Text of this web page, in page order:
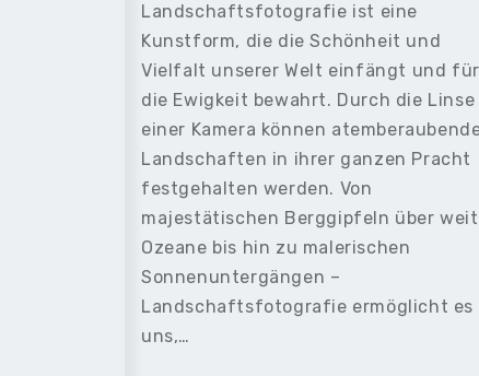
Landschaftsfotografie ist eine
Kunstform, die die Schönheit und
Vielfalt unserer Welt einfängt und für
die Ewigkeit bewahrt. Durch die Linse
einer Kamera können
Landschaften in ihrer ganzen Pracht
festgehalten werden. Von
majestätischen Berggipfeln über
Ozeane bis hin zu malerischen
Sonnenuntergängen –
Landschaftsfotografie ermöglicht es
uns,…